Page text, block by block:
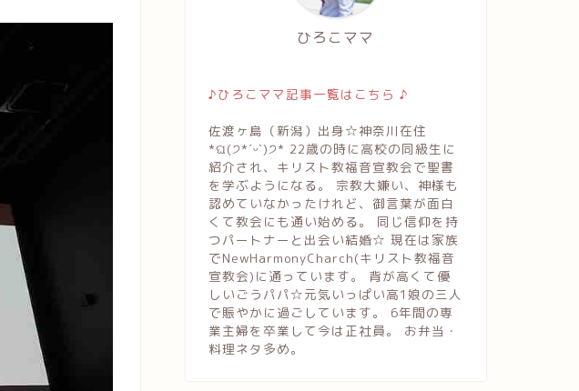
ひろこママ
♪ひろこママ記事一覧はこちら ♪
佐渡ヶ島（新潟）出身☆神奈川在住
*ଘ(੭*ˊᵕˋ)੭* 22歳の時に高校の同級生に
紹介され、キリスト教福音宣教会で聖書
を学ぶようになる。 宗教大嫌い、神様も
認めていなかったけれど、御言葉が面白
くて教会にも通い始める。 同じ信仰を持
つパートナーと出会い結婚☆ 現在は家族
でNewHarmonyCharch(キリスト教福音
宣教会)に通っています。 背が高くて優
しいごうパパ☆元気いっぱい高1娘の三人
で賑やかに過ごしています。 6年間の専
業主婦を卒業して今は正社員。 お弁当・
料理ネタ多め。